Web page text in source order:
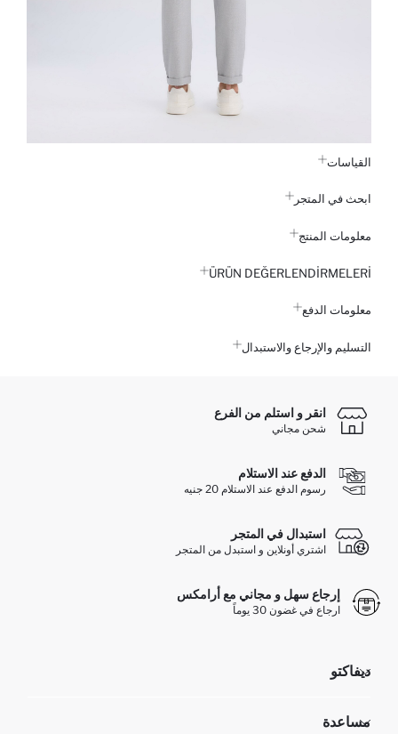
القياسات
ابحث في المتجر
معلومات المنتج
ÜRÜN DEĞERLENDİRMELERİ
معلومات الدفع
التسليم والإرجاع والاستبدال
انقر و استلم من الفرع
شحن مجاني
الدفع عند الاستلام
رسوم الدفع عند الاستلام 20 جنيه
استبدال في المتجر
اشتري أونلاين و استبدل من المتجر
إرجاع سهل و مجاني مع أرامكس
ارجاع في غضون 30 يوماً
ديفاكتو
تعرف علينا
مساعدة